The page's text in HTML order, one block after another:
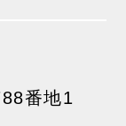
番地1